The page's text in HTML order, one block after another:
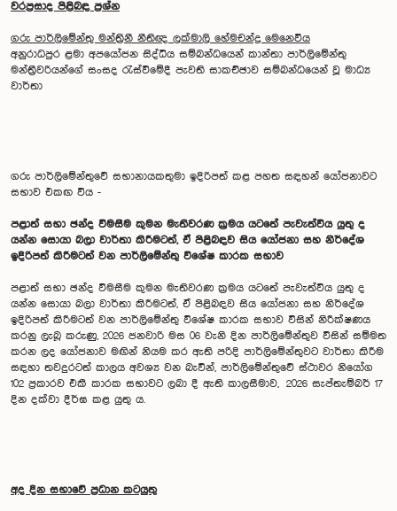
වරප්‍රසාද පිළිබඳ ප්‍රශ්න
ගරු පාර්ලිමේන්තු මන්ත්‍රිනී නීතිඥ ලක්මාලි හේමචන්ද්‍ර මෙනෙවිය
අනුරාධපුර ළමා අපයෝජන සිද්ධිය සම්බන්ධයෙන් කාන්තා පාර්ලිමේන්තු
මන්ත්‍රීවරියන්ගේ සංසද රැස්වීමේදී පැවති සාකච්ඡාව සම්බන්ධයෙන් වූ මාධ්‍ය
වාර්තා
ගරු පාර්ලිමේන්තුවේ සභානායකතුමා ඉදිරිපත් කළ පහත සඳහන් යෝජනාවට
සභාව එකඟ විය -
පළාත් සභා ඡන්ද විමසීම කුමන මැතිවරණ ක්‍රමය යටතේ පැවැත්විය යුතු ද
යන්න සොයා බලා වාර්තා කිරීමටත්, ඒ පිළිබඳව සිය යෝජනා සහ නිර්දේශ
ඉදිරිපත් කිරීමටත් වන පාර්ලිමේන්තු විශේෂ කාරක සභාව
පළාත් සභා ඡන්ද විමසීම කුමන මැතිවරණ ක්‍රමය යටතේ පැවැත්විය යුතු ද
යන්න සොයා බලා වාර්තා කිරීමටත්, ඒ පිළිබඳව සිය යෝජනා සහ නිර්දේශ
ඉදිරිපත් කිරීමටත් වන පාර්ලිමේන්තු විශේෂ කාරක සභාව විසින් නිරීක්ෂණය
කරනු ලැබූ කරුණු, 2026 ජනවාරි මස 06 වැනි දින පාර්ලිමේන්තුව විසින් සම්මත
කරන ලද යෝජනාව මඟින් නියම කර ඇති පරිදි පාර්ලිමේන්තුවට වාර්තා කිරීම
සඳහා තවදුරටත් කාලය අවශ්‍ය වන බැවින්, පාර්ලිමේන්තුවේ ස්ථාවර නියෝග
102 ප්‍රකාරව එකී කාරක සභාවට ලබා දී ඇති කාලසීමාව, 2026 සැප්තැම්බර් 17
දින දක්වා දීර්ඝ කළ යුතු ය.
අද දින සභාවේ ප්‍රධාන කටයුතු